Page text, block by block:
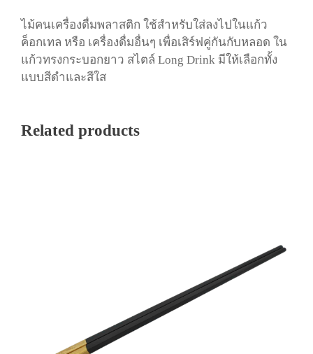
ไม้คนเครื่องดื่มพลาสติก ใช้สำหรับใส่ลงไปในแก้ว
ค็อกเทล หรือ เครื่องดื่มอื่นๆ เพื่อเสิร์ฟคู่กันกับหลอด ใน
แก้วทรงกระบอกยาว สไตล์ Long Drink มีให้เลือกทั้ง
แบบสีดำและสีใส
Related products